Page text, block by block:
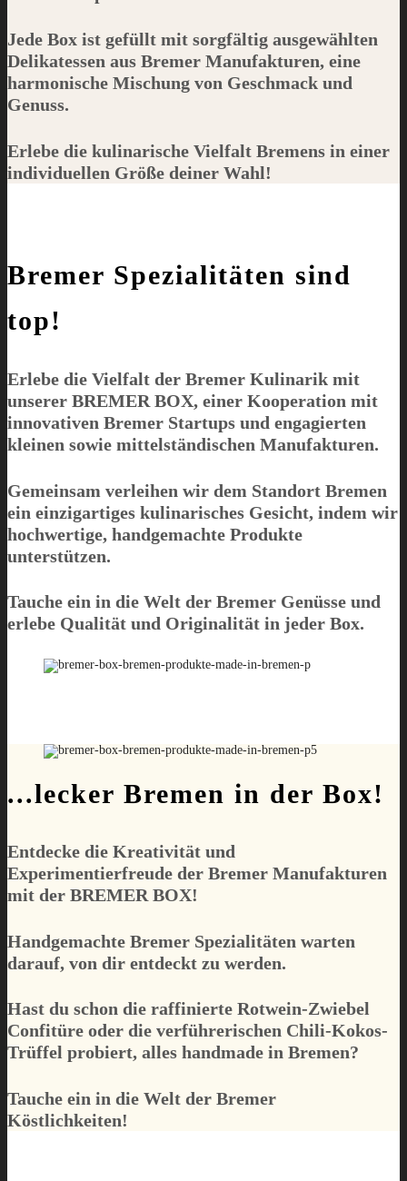
Jede Box ist gefüllt mit sorgfältig ausgewählten
Delikatessen aus Bremer Manufakturen, eine
harmonische Mischung von Geschmack und
Genuss.
Erlebe die kulinarische Vielfalt Bremens in einer
individuellen Größe deiner Wahl!
Bremer Spezialitäten sind
top!
Erlebe die Vielfalt der Bremer Kulinarik mit
unserer BREMER BOX, einer Kooperation mit
innovativen Bremer Startups und engagierten
kleinen sowie mittelständischen Manufakturen.
Gemeinsam verleihen wir dem Standort Bremen
ein einzigartiges kulinarisches Gesicht, indem wir
hochwertige, handgemachte Produkte
unterstützen.
Tauche ein in die Welt der Bremer Genüsse und
erlebe Qualität und Originalität in jeder Box.
...lecker Bremen in der Box!
Entdecke die Kreativität und
Experimentierfreude der Bremer Manufakturen
mit der BREMER BOX!
Handgemachte Bremer Spezialitäten warten
darauf, von dir entdeckt zu werden.
Hast du schon die raffinierte Rotwein-Zwiebel
Confitüre oder die verführerischen Chili-Kokos-
Trüffel probiert, alles handmade in Bremen?
Tauche ein in die Welt der Bremer
Köstlichkeiten!